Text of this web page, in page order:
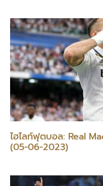
ไฮไลท์ฟุตบอล: Real
(05-06-2023)